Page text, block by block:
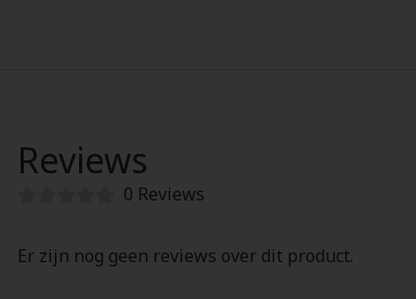
Reviews
0 Reviews
Er zijn nog geen reviews over dit product.